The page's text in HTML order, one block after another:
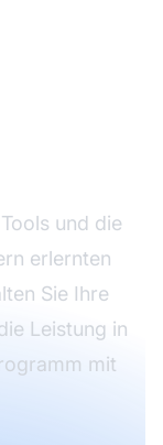
und die
erlernten
Sie Ihre
Leistung in
mit